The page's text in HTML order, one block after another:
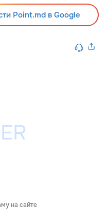
Point.md в Google
на сайте